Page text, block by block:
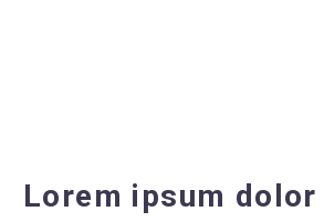
Lorem ipsum